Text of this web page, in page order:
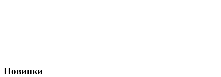
Новинки